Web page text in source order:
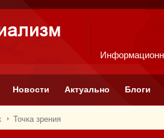
Новости Актуально Блоги
Точка зрения